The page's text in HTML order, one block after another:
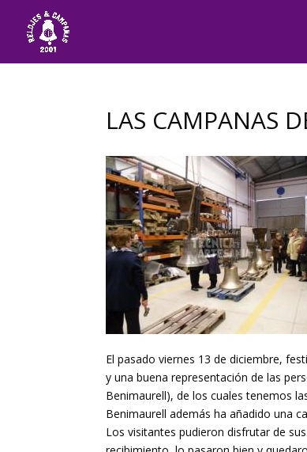
LAS CAMPANAS
El pasado viernes 13 de diciembre,
y una buena representación de las
Benimaurell), de los cuales tenemos
Benimaurell además ha añadido una
Los visitantes pudieron disfrutar de